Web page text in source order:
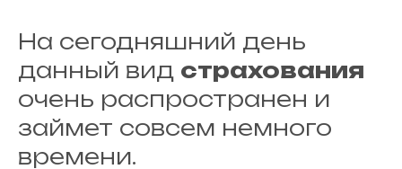
На сегодняшний день
данный вид страхования
очень распространен и
займет совсем немного
времени.